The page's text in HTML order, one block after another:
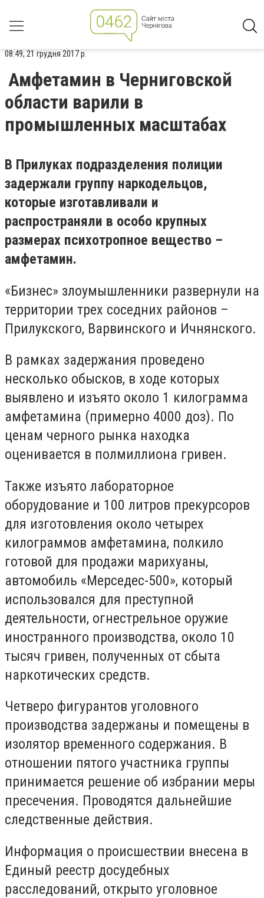
08:49, 21 грудня 2017 р.
Амфетамин в Черниговской
области варили в
промышленных масштабах
В Прилуках подразделения полиции
задержали группу наркодельцов,
которые изготавливали и
распространяли в особо крупных
размерах психотропное вещество –
амфетамин.
«Бизнес» злоумышленники развернули на
территории трех соседних районов –
Прилукского, Варвинского и Ичнянского.
В рамках задержания проведено
несколько обысков, в ходе которых
выявлено и изъято около 1 килограмма
амфетамина (примерно 4000 доз). По
ценам черного рынка находка
оценивается в полмиллиона гривен.
Также изъято лабораторное
оборудование и 100 литров прекурсоров
для изготовления около четырех
килограммов амфетамина, полкило
готовой для продажи марихуаны,
автомобиль «Мерседес-500», который
использовался для преступной
деятельности, огнестрельное оружие
иностранного производства, около 10
тысяч гривен, полученных от сбыта
наркотических средств.
Четверо фигурантов уголовного
производства задержаны и помещены в
изолятор временного содержания. В
отношении пятого участника группы
принимается решение об избрании меры
пресечения. Проводятся дальнейшие
следственные действия.
Информация о происшествии внесена в
Единый реестр досудебных
расследований, открыто уголовное